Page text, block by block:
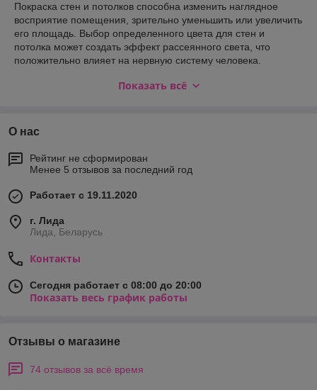
Покраска стен и потолков способна изменить наглядное
восприятие помещения, зрительно уменьшить или увеличить
его площадь. Выбор определенного цвета для стен и
потолка может создать эффект рассеянного света, что
положительно влияет на нервную систему человека.
потолка. Такая подготовка будет зависеть от того, на какое
Показать всё
О нас
Рейтинг не сформирован
Менее 5 отзывов за последний год
Работает с 19.11.2020
г. Лида
Лида, Беларусь
Контакты
Сегодня работает с 08:00 до 20:00
Показать весь график работы
Отзывы о магазине
74 отзывов за всё время